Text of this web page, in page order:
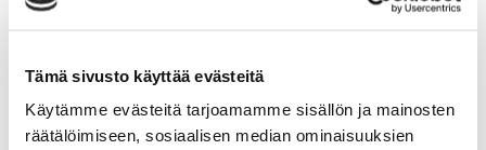
Tämä sivusto käyttää evästeitä
Käytämme evästeitä tarjoamamme sisällön ja mainosten
räätälöimiseen, sosiaalisen median ominaisuuksien
7x punnerrus
10x heilautus